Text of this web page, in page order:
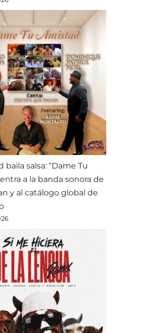
baila salsa: “Dame Tu
a la banda sonora de
y al catálogo global de